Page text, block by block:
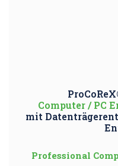
Computer / PC
mit
Professional